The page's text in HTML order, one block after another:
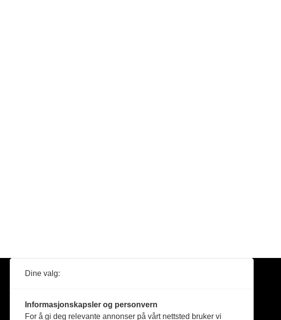
Reportasje
Dine valg:
Informasjonskapsler og personvern
For å gi deg relevante annonser på vårt nettsted bruker vi